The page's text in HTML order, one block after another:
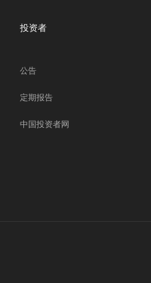
投资者
公告
定期报告
中国投资者网